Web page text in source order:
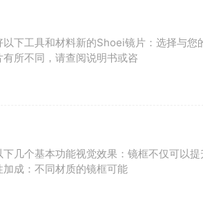
下工具和材料新的Shoei镜片：选择与您
所不同，请查阅说明书或咨
几个基本功能视觉效果：镜框不仅可以提
成：不同材质的镜框可能